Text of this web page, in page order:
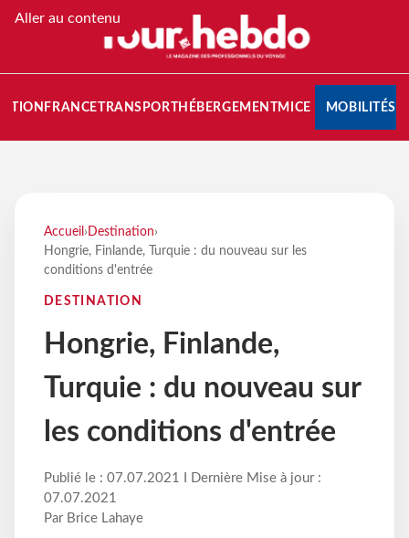
Aller au contenu
FRANCETRANSPORT HÉBERGEMENTMICE MOBILITÉS
Accueil › Destination›
Hongrie, Finlande, Turquie : du nouveau sur les
conditions d'entrée
DESTINATION
Hongrie, Finlande,
Turquie : du nouveau sur
les conditions d'entrée
Publié le : 07.07.2021 I Dernière Mise à jour :
07.07.2021
Par Brice Lahaye